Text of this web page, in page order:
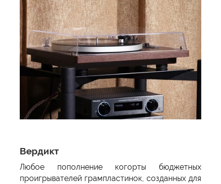
Вердикт
Любое пополнение когорты бюджетных
проигрывателей грампластинок, созданных для